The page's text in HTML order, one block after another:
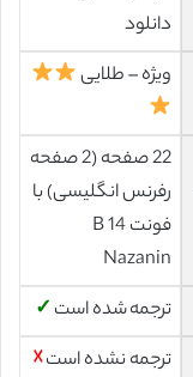
دانلود
ویژه – طلایی
22 صفحه (2 صفحه
رفرنس انگلیسی) با
فونت 14 B
Nazanin
ترجمه شده است ✓
ترجمه نشده است☓